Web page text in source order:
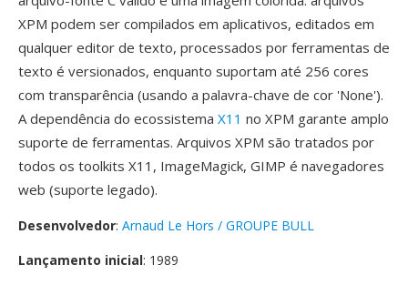
XPM podem ser compilados em aplicativos, editados em
qualquer editor de texto, processados por ferramentas de
texto é versionados, enquanto suportam até 256 cores
com transparência (usando a palavra-chave de cor 'None').
A dependência do ecossistema X11 no XPM garante amplo
suporte de ferramentas. Arquivos XPM são tratados por
todos os toolkits X11, ImageMagick, GIMP é navegadores
web (suporte legado).
Desenvolvedor: Arnaud Le Hors / GROUPE BULL
Lançamento inicial: 1989